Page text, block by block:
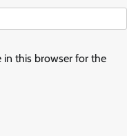
in this browser for the